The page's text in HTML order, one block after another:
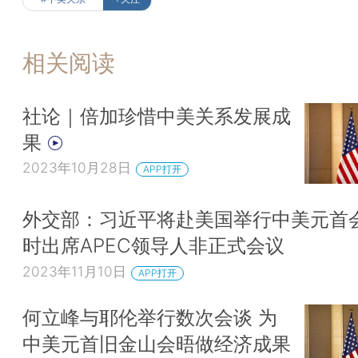
相关阅读
社论｜倍加珍惜中美关系发展成
果
2023年10月28日 APP打开
外交部：习近平将赴美国举行中美元首
时出席APEC领导人非正式会议
2023年11月10日 APP打开
何立峰与耶伦举行数次会谈 为
中美元首旧金山会晤做经济成果